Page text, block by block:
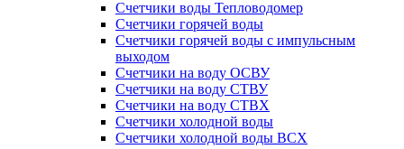
Счетчики воды Тепловодомер
Счетчики горячей воды
Счетчики горячей воды с импульсным
выходом
Счетчики на воду ОСВУ
Счетчики на воду СТВУ
Счетчики на воду СТВХ
Счетчики холодной воды
Счетчики холодной воды ВСХ